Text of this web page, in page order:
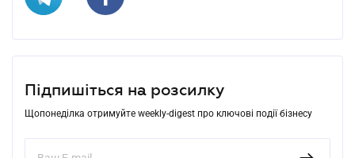
Підпишіться на розсилку
Щопонеділка отримуйте weekly-digest про ключові події бізнесу